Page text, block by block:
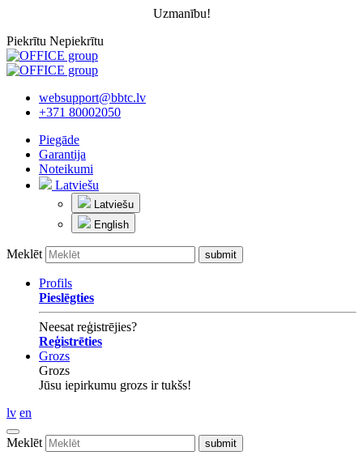
Uzmanību!
Piekrītu Nepiekrītu
websupport@bbtc.lv
+371 80002050
Piegāde
Garantija
Noteikumi
Latviešu
Latviešu
English
Meklēt
Profils
Pieslēgties
Neesat reģistrējies?
Reģistrēties
Grozs
Grozs
Jūsu iepirkumu grozs ir tukšs!
lv en
Meklēt